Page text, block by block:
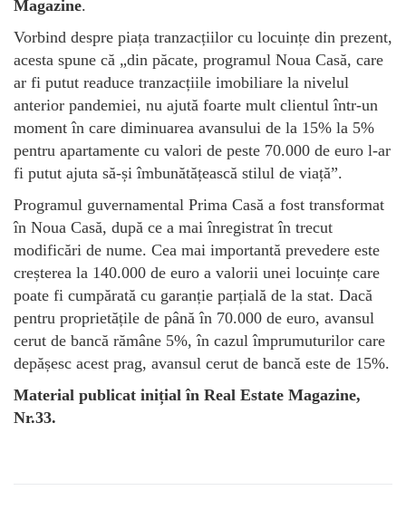
Magazine.
Vorbind despre piața tranzacțiilor cu locuințe din prezent,
acesta spune că „din păcate, programul Noua Casă, care
ar fi putut readuce tranzacțiile imobiliare la nivelul
anterior pandemiei, nu ajută foarte mult clientul într-un
moment în care diminuarea avansului de la 15% la 5%
pentru apartamente cu valori de peste 70.000 de euro l-ar
fi putut ajuta să-și îmbunătățească stilul de viață”.
Programul guvernamental Prima Casă a fost transformat
în Noua Casă, după ce a mai înregistrat în trecut
modificări de nume. Cea mai importantă prevedere este
creșterea la 140.000 de euro a valorii unei locuințe care
poate fi cumpărată cu garanție parțială de la stat. Dacă
pentru proprietățile de până în 70.000 de euro, avansul
cerut de bancă rămâne 5%, în cazul împrumuturilor care
depășesc acest prag, avansul cerut de bancă este de 15%.
Material publicat inițial în Real Estate Magazine,
Nr.33.